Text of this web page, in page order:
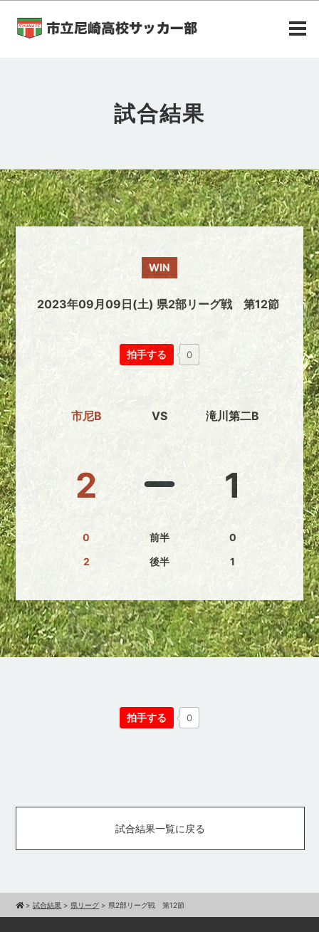
試合結果
WIN
2023年09月09日(土) 県2部リーグ戦 第12節
拍手する 0
市尼B
2
0
2
VS
前半
後半
滝川第二B
1
0
1
拍手する 0
試合結果一覧に戻る
>試合結果 > 県リーグ > 県2部リーグ戦 第12節